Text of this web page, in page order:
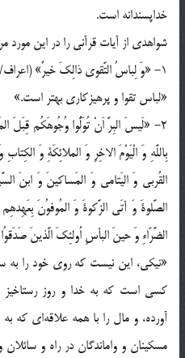
خداپسندانه است.
شواهدى از آيات قرآنى را در اين مورد
1- «وَ لِباسُ التَّقوى ذالِكَ خيرٌ» (اعراف/ 26)
«لباس تقوا و پرهيزكارى بهتر است.»
2- «لَيسَ البِرَّ اَنْ تُوَلُّوا وُجُوهَكُم قِبَلَ
بِاللَّهِ وَ الْيَوْمَ الاخِرِ وَ الملائِكَةِ وَ
القُربى وَ اليَتامى وَ المَساكينَ وَ ابنَ
الصَّلوةَ وَ آتَى الزَّكوةَ وَ المُوفوُنَ
الضَّرّاءِ وَ حينَ البأسِ اُولئِكَ الَّذينَ صَدَقوُا
«نيكى، اين نيست كه روى خود را به
كسى است كه به خدا و روز رستاخيز
آورده، و مال را با همه علاقه‌اى كه
مسكينان و واماندگان در راه و سائلان